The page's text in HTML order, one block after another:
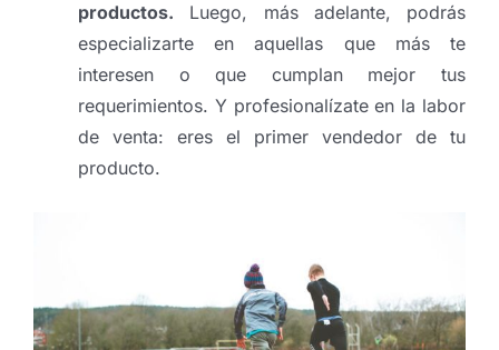
productos. Luego, más adelante, podrás
especializarte en aquellas que más te
interesen o que cumplan mejor tus
requerimientos. Y profesionalízate en la labor
de venta: eres el primer vendedor de tu
producto.